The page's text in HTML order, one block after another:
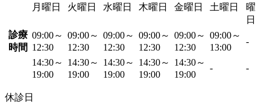
月曜日 火曜日 水曜日 木曜日 金曜日 土曜日
曜
日
診療
時間
09:00～
12:30
09:00～
12:30
09:00～
12:30
09:00～
12:30
09:00～
12:30
09:00～
13:00
-
14:30～
19:00
14:30～
19:00
14:30～
19:00
14:30～
19:00
14:30～
19:00
- -
休診日